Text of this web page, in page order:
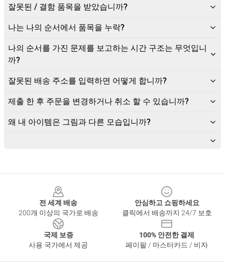
잘못된 / 결함 품목을 받았습니까?
나는 나의 순서에서 품목을 누락?
나의 순서를 가진 문제를 보고하는 시간 구조는 무엇입니
까?
잘못된 배송 주소를 입력하면 어떻게 합니까?
제출 한 후 주문을 변경하거나 취소 할 수 있습니까?
왜 내 아이템은 그림과 다른 모습입니까?
전 세계 배송
200개 이상의 국가로 배송
안심하고 쇼핑하세요
클릭에서 배송까지 24/7 보호
국제 보증
사용 국가에서 제공
100% 안전한 결제
페이팔 / 마스터카드 / 비자